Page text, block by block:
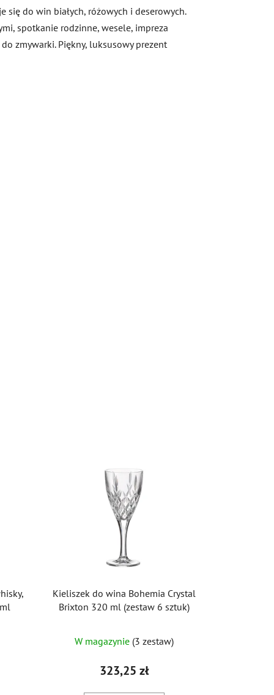
się do win białych, różowych i deserowych.
spotkanie rodzinne, wesele, impreza
zmywarki. Piękny, luksusowy prezent
Kieliszek do wina Bohemia Crystal
Brixton 320 ml (zestaw 6 sztuk)
W magazynie (3 zestaw)
323,25 zł